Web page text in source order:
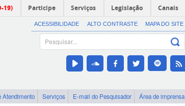
19) Participe Serviços Legislação Canais
ACESSIBILIDADE ALTO CONTRASTE MAPA DO SITE
Atendimento Serviços E-mail do Pesquisador Área de imprensa